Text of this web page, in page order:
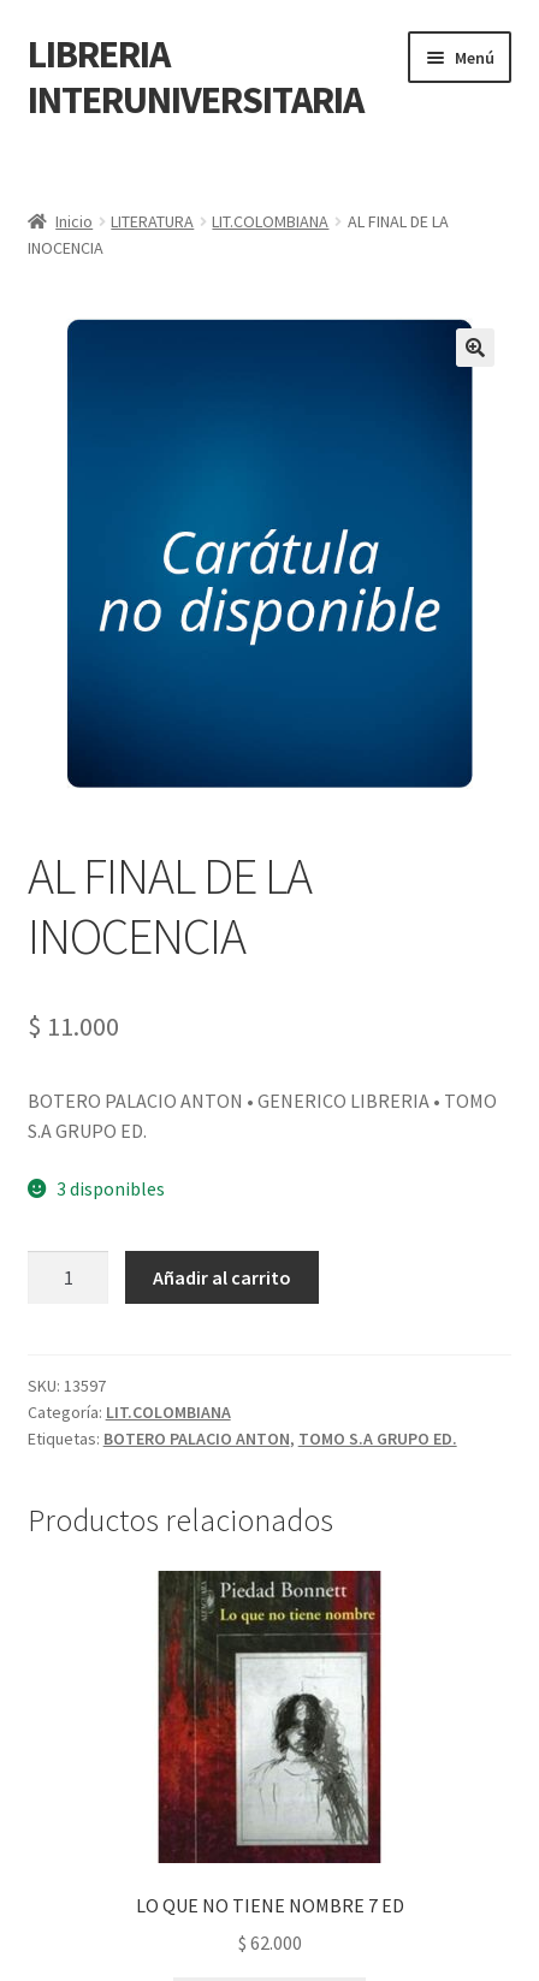
LIBRERIA
INTERUNIVERSITARIA
Menú
Carrito
POLÍTICA DE MANEJO DE INFORMACIÓN Y DATOS
PERSONALES DE CORPORACIÓN INTERUNIVERSITARIA DE
SERVICIO
Tienda
Inicio LITERATURA LIT.COLOMBIANA
AL FINAL DE LA
INOCENCIA
AL FINAL DE LA
INOCENCIA
$ 11.000
BOTERO PALACIO ANTON • GENERICO LIBRERIA • TOMO
S.A GRUPO ED.
3 disponibles
Añadir al carrito
SKU: 13597
Categoría: LIT.COLOMBIANA
Etiquetas: BOTERO PALACIO ANTON, TOMO S.A GRUPO ED.
Productos relacionados
LO QUE NO TIENE NOMBRE 7 ED
$ 62.000